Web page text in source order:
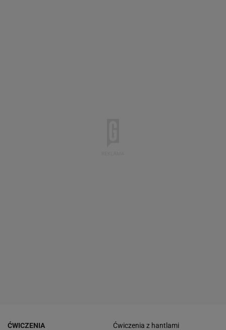
ĆWICZENIA Ćwiczenia z hantlami